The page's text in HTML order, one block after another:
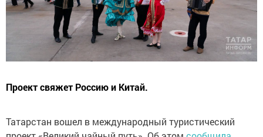
Проект свяжет Россию и Китай.
Татарстан вошел в международный туристический